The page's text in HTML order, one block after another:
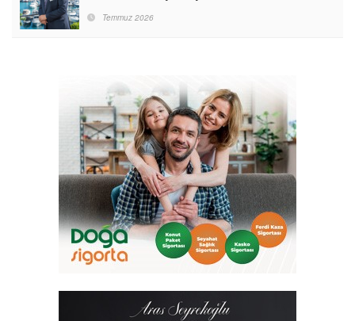
Destinasyon Haline Getirmeyi Hedefliyorum”
Temmuz 2026